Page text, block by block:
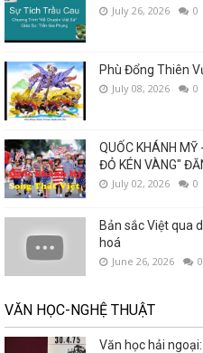
July 26, 2026 0
Phù Đổng Thiên
July 08, 2026 0
QUỐC KHÁNH MỸ
ĐỎ KÉN VÀNG"
July 02, 2026 0
Bản sắc Việt qua
hoá
June 26, 2026 0
VĂN HỌC-NGHỆ THUẬT
Văn học hải